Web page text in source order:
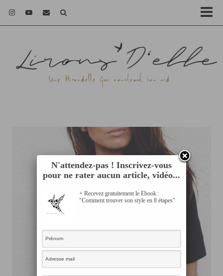
N'attendez-pas ! Inscrivez-vous
pour ne rater aucun article, vidéo...
+ Recevez gratuitement le Ebook :
"Comment trouver son style en 8 étapes"